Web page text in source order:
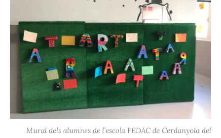
Mural dels alumnes de l’escola FEDAC de Cerdanyola del